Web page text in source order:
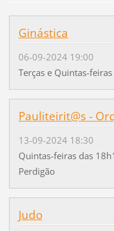
Ginástica
06-09-2024 19:00
Terças e Quintas-
Pauliteirit@s -
13-09-2024 18:30
Quintas-feiras das
Perdigão
Judo